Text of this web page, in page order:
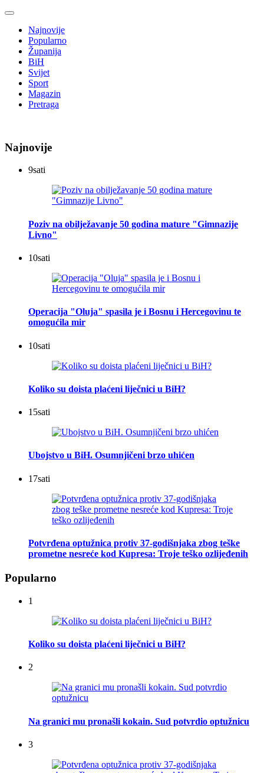
Najnovije
Popularno
Županija
BiH
Svijet
Sport
Magazin
Pretraga
Najnovije
9sati
Poziv na obilježavanje 50 godina mature "Gimnazije
Livno"
10sati
Operacija "Oluja" spasila je i Bosnu i Hercegovinu te
omogućila mir
10sati
Koliko su doista plaćeni liječnici u BiH?
15sati
Ubojstvo u BiH. Osumnjičeni brzo uhićen
17sati
Potvrđena optužnica protiv 37-godišnjaka zbog teške
prometne nesreće kod Kupresa: Troje teško ozlijeđenih
Popularno
1
Koliko su doista plaćeni liječnici u BiH?
2
Na granici mu pronašli kokain. Sud potvrdio optužnicu
3